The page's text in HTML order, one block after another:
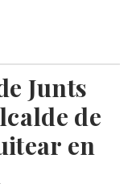
Junts
de
en